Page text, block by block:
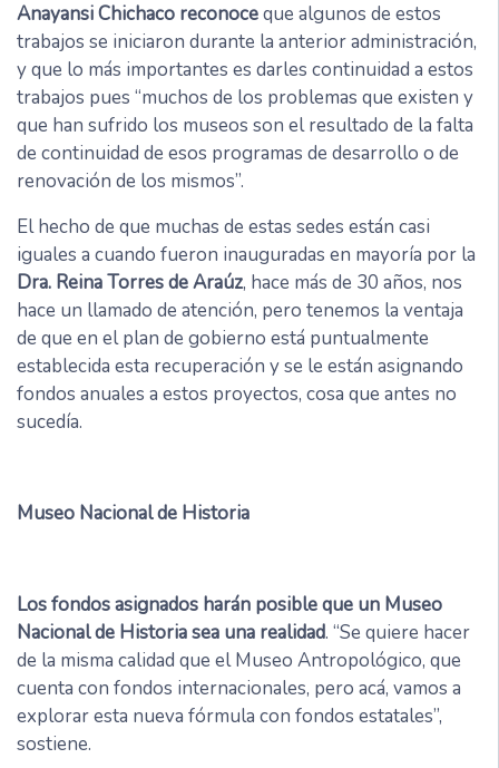
Anayansi Chichaco reconoceque algunos de estos
trabajos se iniciaron durante la anterior administración,
y que lo más importantes es darles continuidad a estos
trabajos pues “muchos de los problemas que existen y
que han sufrido los museos son el resultado de la falta
de continuidad de esos programas de desarrollo o de
renovación de los mismos”.
El hecho de que muchas de estas sedes están casi
iguales a cuando fueron inauguradas en mayoría por la
Dra. Reina Torres de Araúz, hace más de 30 años, nos
hace un llamado de atención, pero tenemos la ventaja
de que en el plan de gobierno está puntualmente
establecida esta recuperación y se le están asignando
fondos anuales a estos proyectos, cosa que antes no
sucedía.
Museo Nacional de Historia
Los fondos asignados harán posible que un Museo
Nacional de Historia sea una realidad. “Se quiere hacer
de la misma calidad que el Museo Antropológico, que
cuenta con fondos internacionales, pero acá, vamos a
explorar esta nueva fórmula con fondos estatales”,
sostiene.